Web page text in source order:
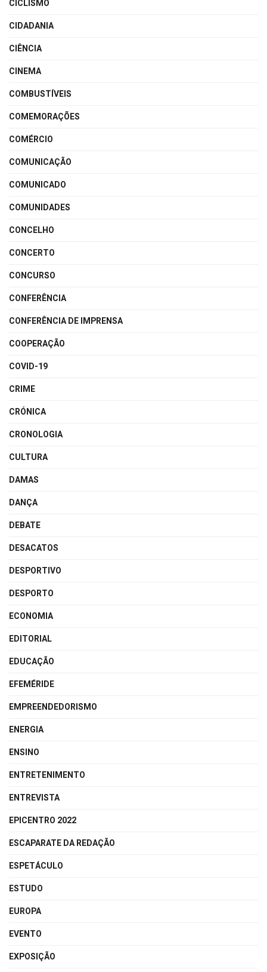
CICLISMO
CIDADANIA
CIÊNCIA
CINEMA
COMBUSTÍVEIS
COMEMORAÇÕES
COMÉRCIO
COMUNICAÇÃO
COMUNICADO
COMUNIDADES
CONCELHO
CONCERTO
CONCURSO
CONFERÊNCIA
CONFERÊNCIA DE IMPRENSA
COOPERAÇÃO
COVID-19
CRIME
CRÓNICA
CRONOLOGIA
CULTURA
DAMAS
DANÇA
DEBATE
DESACATOS
DESPORTIVO
DESPORTO
ECONOMIA
EDITORIAL
EDUCAÇÃO
EFEMÉRIDE
EMPREENDEDORISMO
ENERGIA
ENSINO
ENTRETENIMENTO
ENTREVISTA
EPICENTRO 2022
ESCAPARATE DA REDAÇÃO
ESPETÁCULO
ESTUDO
EUROPA
EVENTO
EXPOSIÇÃO